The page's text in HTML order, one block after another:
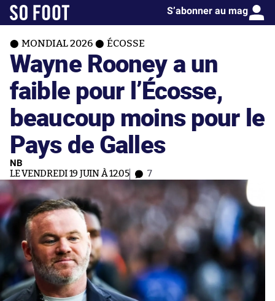
S’abonner au mag
MONDIAL 2026 ÉCOSSE
Wayne Rooney a un
faible pour l’Écosse,
beaucoup moins pour le
Pays de Galles
NB
LE VENDREDI 19 JUIN À 12:05 7